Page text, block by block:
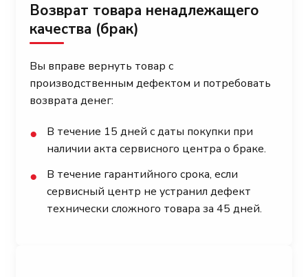
Возврат товара ненадлежащего
качества (брак)
Вы вправе вернуть товар с
производственным дефектом и потребовать
возврата денег:
●
В течение 15 дней с даты покупки при
наличии акта сервисного центра о браке.
●
В течение гарантийного срока, если
сервисный центр не устранил дефект
технически сложного товара за 45 дней.